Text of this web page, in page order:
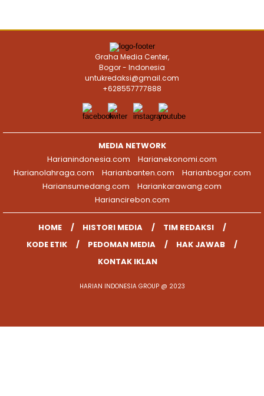
Graha Media Center,
Bogor - Indonesia
untukredaksi@gmail.com
+628557777888
MEDIA NETWORK
Harianindonesia.com
Harianekonomi.com
Harianolahraga.com
Harianbanten.com
Harianbogor.com
Hariansumedang.com
Hariankarawang.com
Hariancirebon.com
HOME HISTORI MEDIA
TIM REDAKSI
KODE ETIK
PEDOMAN MEDIA
HAK JAWAB
KONTAK IKLAN
HARIAN INDONESIA GROUP @ 2023